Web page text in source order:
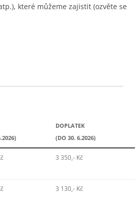
které můžeme zajistit (ozvěte se
DOPLATEK
(DO 30. 6.2026)
3 350,- Kč
3 130,- Kč